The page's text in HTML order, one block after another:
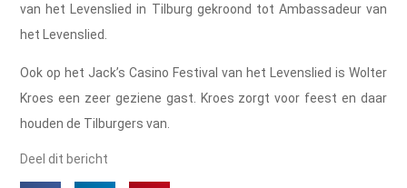
van het Levenslied in Tilburg gekroond tot Ambassadeur van
het Levenslied. ​
Ook op het Jack’s Casino Festival van het Levenslied is Wolter
Kroes een zeer geziene gast. Kroes zorgt voor feest en daar
houden de Tilburgers van. ​
Deel dit bericht